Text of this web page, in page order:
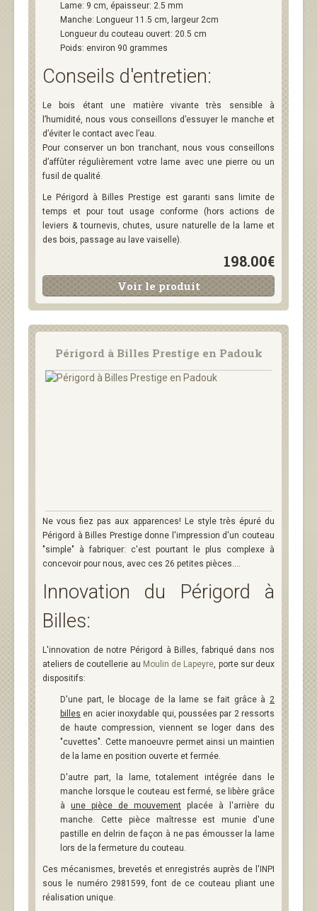
Lame: 9 cm, épaisseur: 2.5 mm
Manche: Longueur 11.5 cm, largeur 2cm
Longueur du couteau ouvert: 20.5 cm
Poids: environ 90 grammes
Conseils d'entretien:
Le bois étant une matière vivante très sensible à
l’humidité, nous vous conseillons d’essuyer le manche et
d’éviter le contact avec l’eau.
Pour conserver un bon tranchant, nous vous conseillons
d’affûter régulièrement votre lame avec une pierre ou un
fusil de qualité.
Le Périgord à Billes Prestige est garanti sans limite de
temps et pour tout usage conforme (hors actions de
leviers & tournevis, chutes, usure naturelle de la lame et
des bois, passage au lave vaiselle).
198.00€
Voir le produit
Périgord à Billes Prestige en Padouk
Ne vous fiez pas aux apparences! Le style très épuré du
Périgord à Billes Prestige donne l'impression d'un couteau
"simple" à fabriquer: c'est pourtant le plus complexe à
concevoir pour nous, avec ces 26 petites pièces....
Innovation du Périgord à
Billes:
L'innovation de notre Périgord à Billes, fabriqué dans nos
ateliers de coutellerie au Moulin de Lapeyre, porte sur deux
dispositifs:
D'une part, le blocage de la lame se fait grâce à 2
billes en acier inoxydable qui, poussées par 2 ressorts
de haute compression, viennent se loger dans des
"cuvettes". Cette manoeuvre permet ainsi un maintien
de la lame en position ouverte et fermée.
D'autre part, la lame, totalement intégrée dans le
manche lorsque le couteau est fermé, se libère grâce
à une pièce de mouvement placée à l'arrière du
manche. Cette pièce maîtresse est munie d'une
pastille en delrin de façon à ne pas émousser la lame
lors de la fermeture du couteau.
Ces mécanismes, brevetés et enregistrés auprès de l'INPI
sous le numéro 2981599, font de ce couteau pliant une
réalisation unique.